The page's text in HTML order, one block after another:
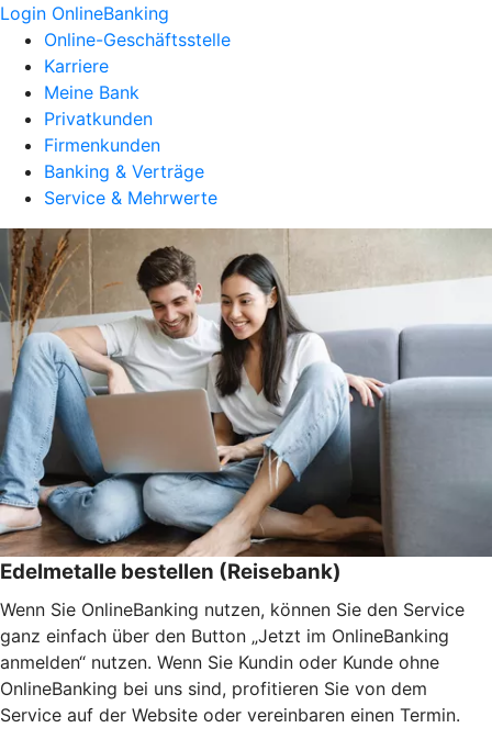
Login OnlineBanking
Online-Geschäftsstelle
Karriere
Meine Bank
Privatkunden
Firmenkunden
Banking & Verträge
Service & Mehrwerte
Edelmetalle bestellen (Reisebank)
Wenn Sie OnlineBanking nutzen, können Sie den Service
ganz einfach über den Button „Jetzt im OnlineBanking
anmelden“ nutzen. Wenn Sie Kundin oder Kunde ohne
OnlineBanking bei uns sind, profitieren Sie von dem
Service auf der Website oder vereinbaren einen Termin.